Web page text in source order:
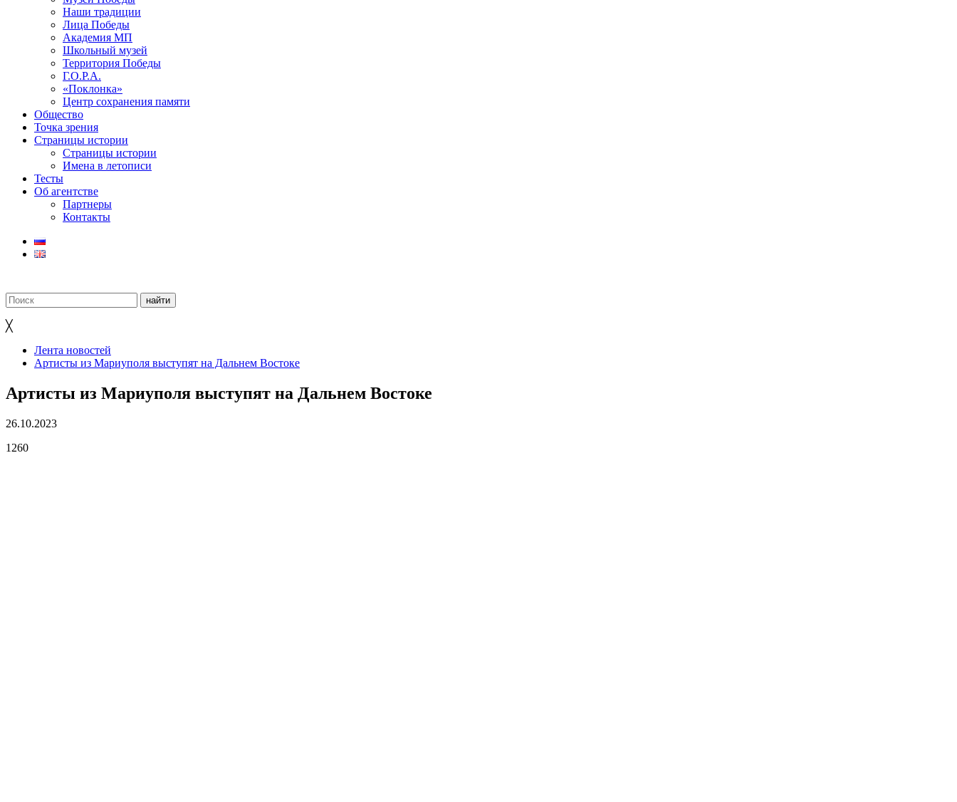
Наши традиции
Лица Победы
Академия МП
Школьный музей
Территория Победы
Г.О.Р.А.
«Поклонка»
Центр сохранения памяти
Общество
Точка зрения
Страницы истории
Страницы истории
Имена в летописи
Тесты
Об агентстве
Партнеры
Контакты
╳
Лента новостей
Артисты из Мариуполя выступят на Дальнем Востоке
Артисты из Мариуполя выступят на Дальнем Востоке
26.10.2023
1260